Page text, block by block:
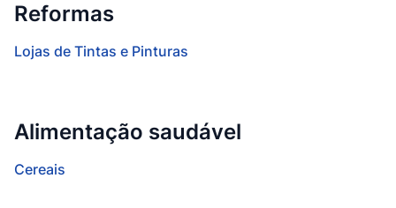
Reformas
Lojas de Tintas e Pinturas
Alimentação saudável
Cereais